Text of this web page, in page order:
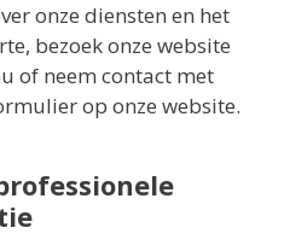
onze diensten en het
bezoek onze website
of neem contact met
op onze website.